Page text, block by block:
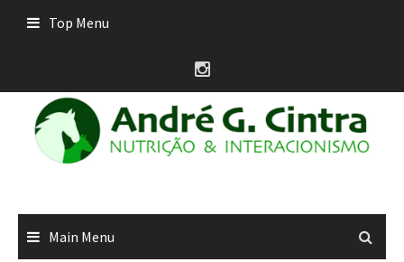
Top Menu
Main Menu